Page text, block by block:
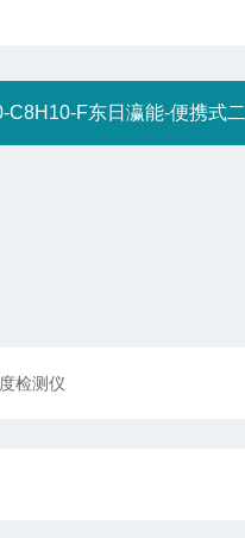
F东日瀛能-便携式二甲苯气体浓度检测仪